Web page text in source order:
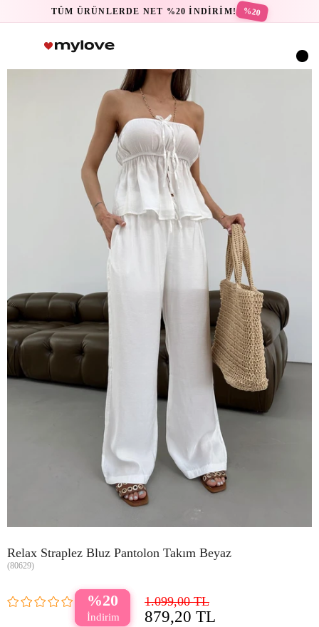
TÜM ÜRÜNLERDE NET %20 İNDİRİM! %20
Relax Straplez Bluz Pantolon Takım Beyaz
(80629)
20 1.099,00 TL
879,20 TL